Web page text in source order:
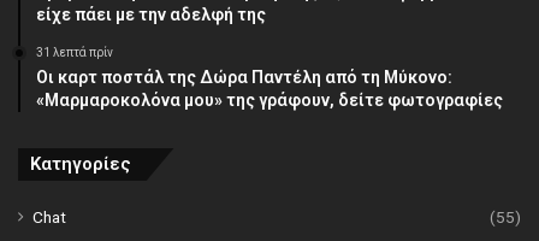
είχε πάει με την αδελφή της
31 λεπτά πρίν
Οι καρτ ποστάλ της Δώρα Παντέλη από τη Μύκονο:
«Μαρμαροκολόνα μου» της γράφουν, δείτε φωτογραφίες
Κατηγορίες
Chat
(55)